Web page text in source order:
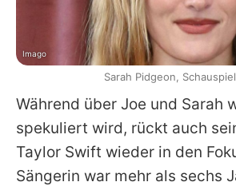
Während über Joe und Sarah
spekuliert wird, rückt auch
Taylor Swift wieder in den
Sängerin war mehr als sechs
Imago
Sarah Pidgeon,